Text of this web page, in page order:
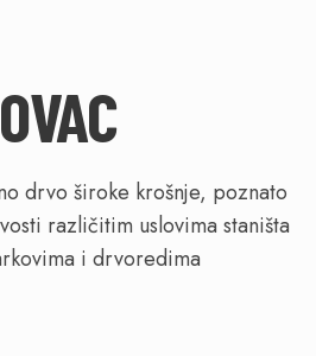
drvo široke krošnje, poznato
različitim uslovima staništa
i drvoredima